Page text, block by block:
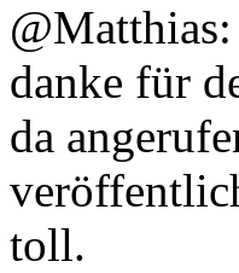
@Matthias:
danke für
da
toll.